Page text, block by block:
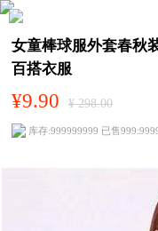
女童棒球服外套春秋
百搭衣服
¥9.90 ¥ 298.00
库存:999999999 已售